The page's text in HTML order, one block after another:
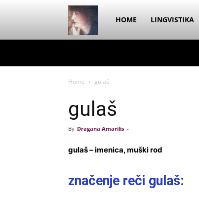
Dragana
HOME LINGVISTIKA
Home gulaš
gulaš
By Dragana Amarilis -
gulaš – imenica, muški rod
značenje reči gulaš: